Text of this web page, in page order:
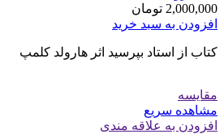
2,000,000 تومان
افزودن به سبد خرید
کتاب از استاد بپرسید اثر هارولد کلمپ
مقایسه
مشاهده سریع
افزودن به علاقه مندی